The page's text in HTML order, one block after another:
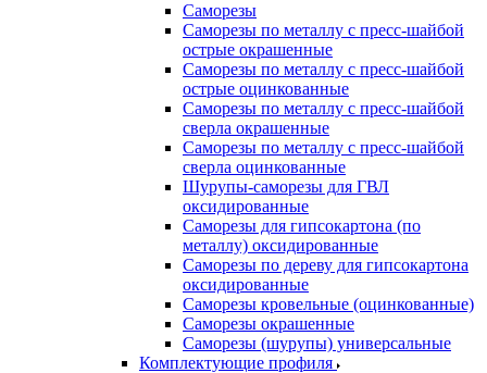
Саморезы
Саморезы по металлу с пресс-шайбой
острые окрашенные
Саморезы по металлу с пресс-шайбой
острые оцинкованные
Саморезы по металлу с пресс-шайбой
сверла окрашенные
Саморезы по металлу с пресс-шайбой
сверла оцинкованные
Шурупы-саморезы для ГВЛ
оксидированные
Саморезы для гипсокартона (по
металлу) оксидированные
Саморезы по дереву для гипсокартона
оксидированные
Саморезы кровельные (оцинкованные)
Саморезы окрашенные
Саморезы (шурупы) универсальные
Комплектующие профиля